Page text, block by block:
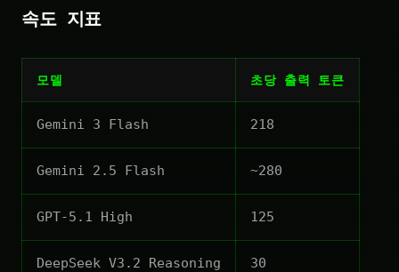
속도 지표
모델 초당 출력 토큰
Gemini 3 Flash 218
Gemini 2.5 Flash ~280
GPT-5.1 High 125
DeepSeek V3.2 Reasoning 30